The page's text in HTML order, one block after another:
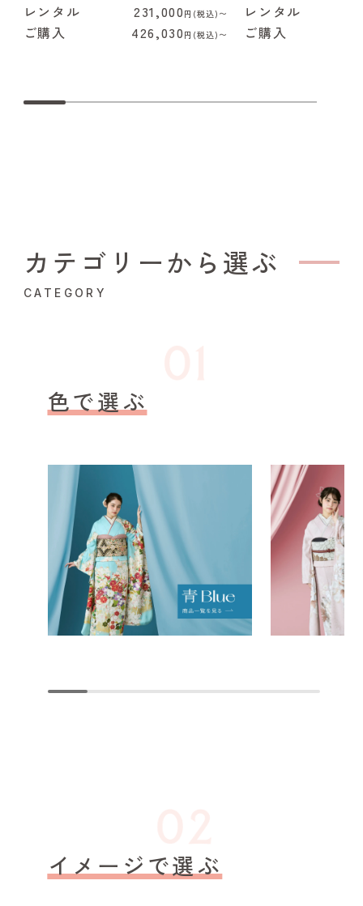
レンタル
231,000 円(税込)〜
ご購入 426,030 円(税込)〜
レンタル
ご購入
カテゴリーから選ぶ
CATEGORY
色で選ぶ
イメージで選ぶ